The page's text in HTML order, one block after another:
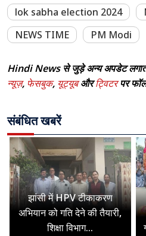
lok sabha election 2024
NEWS TIME
PM Modi
Hindi News से जुड़े अन्य अपडेट
न्यूज़, फेसबुक, यूट्यूबऔरट्विटरपर
संबंधित खबरें
झांसी में HPV टीकाकरण
अभियान को गति देने की तैयारी,
शिक्षा विभाग...